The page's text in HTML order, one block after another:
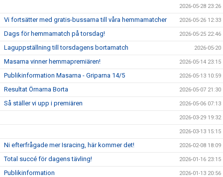
2026-05-28 23:26
Vi fortsätter med gratis-bussarna till våra hemmamatcher 2026-05-26 12:33
Dags för hemmamatch på torsdag! 2026-05-25 22:46
Laguppställning till torsdagens bortamatch 2026-05-20
Masarna vinner hemmapremiären! 2026-05-14 23:15
Publikinformation Masarna - Griparna 14/5 2026-05-13 10:59
Resultat Örnarna Borta 2026-05-07 21:30
Så ställer vi upp i premiären 2026-05-06 07:13
2026-03-29 19:32
2026-03-13 15:15
Ni efterfrågade mer Isracing, här kommer det! 2026-02-08 18:09
Total succé för dagens tävling! 2026-01-16 23:15
Publikinformation 2026-01-13 20:56